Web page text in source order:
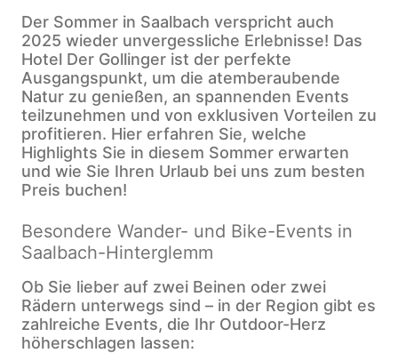
Der Sommer in Saalbach verspricht auch
2025 wieder unvergessliche Erlebnisse! Das
Hotel Der Gollinger ist der perfekte
Ausgangspunkt, um die atemberaubende
Natur zu genießen, an spannenden Events
teilzunehmen und von exklusiven Vorteilen zu
profitieren. Hier erfahren Sie, welche
Highlights Sie in diesem Sommer erwarten
und wie Sie Ihren Urlaub bei uns zum besten
Preis buchen!
Besondere Wander- und Bike-Events in
Saalbach-Hinterglemm
Ob Sie lieber auf zwei Beinen oder zwei
Rädern unterwegs sind – in der Region gibt es
zahlreiche Events, die Ihr Outdoor-Herz
höherschlagen lassen: